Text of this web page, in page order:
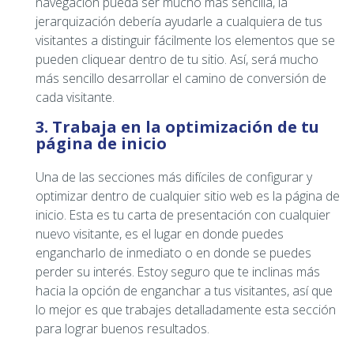
jerarquización debería ayudarle a cualquiera de tus
visitantes a distinguir fácilmente los elementos que se
pueden cliquear dentro de tu sitio. Así, será mucho
más sencillo desarrollar el camino de conversión de
cada visitante.
3. Trabaja en la optimización de tu
página de inicio
Una de las secciones más difíciles de configurar y
optimizar dentro de cualquier sitio web es la página de
inicio. Esta es tu carta de presentación con cualquier
nuevo visitante, es el lugar en donde puedes
engancharlo de inmediato o en donde se puedes
perder su interés. Estoy seguro que te inclinas más
hacia la opción de enganchar a tus visitantes, así que
lo mejor es que trabajes detalladamente esta sección
para lograr buenos resultados.